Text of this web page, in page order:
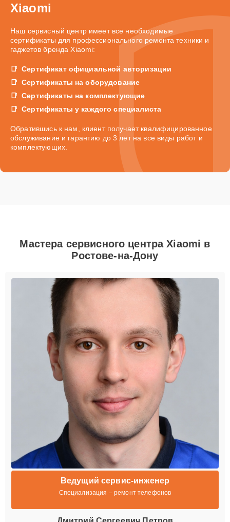
Xiaomi
Наш сервисный центр имеет все необходимые
сертификаты для профессионального ремонта техники и
гаджетов бренда Xiaomi:
Сертификат официальной авторизации
Сертификаты на оборудование
Сертификаты на комплектующие
Сертификаты у каждого специалиста
Обратившись к нам, клиент получает квалифицированное
обслуживание и гарантию до 3 лет на все виды работ и
комплектующих.
Мастера сервисного центра Xiaomi в
Ростове-на-Дону
Ведущий сервис-инженер
Специализация – ремонт телефонов